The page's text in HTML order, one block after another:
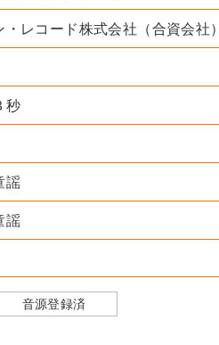
・レコード株式会社（合資会社）
秒
謡
謡
音源登録済